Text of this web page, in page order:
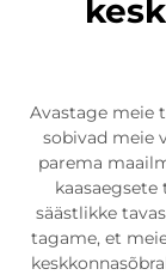
Avastage meie
sobivad meie
parema
säästlikke
tagame, et